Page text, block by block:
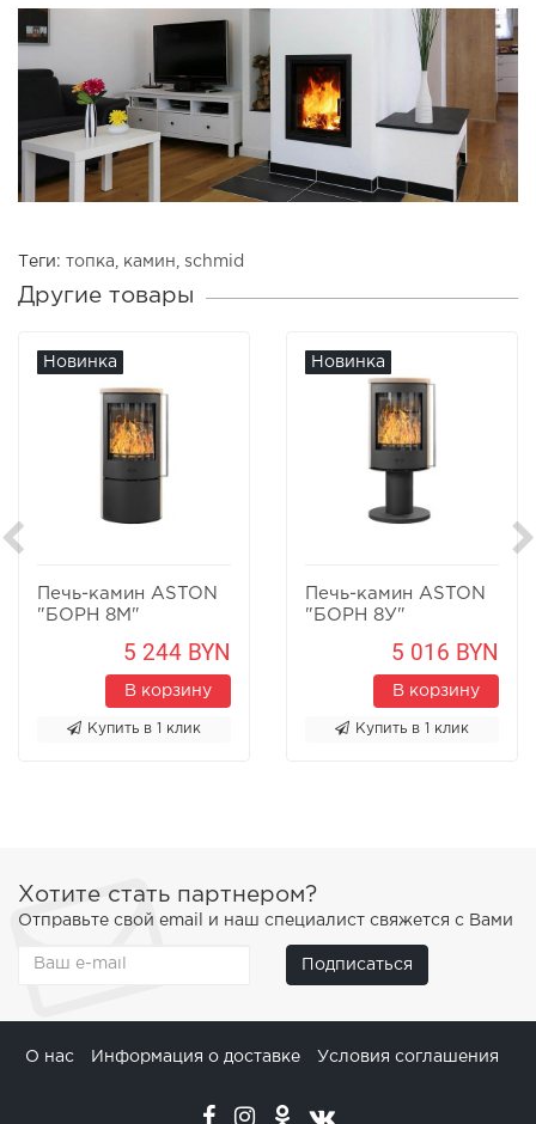
Теги: топка камин schmid
Другие товары
Новинка
Печь-камин ASTON
"БОРН 8М"
5 244 BYN
В корзину
Купить в 1 клик
Новинка
Печь-камин ASTON
"БОРН 8У"
5 016 BYN
В корзину
Купить в 1 клик
Хотите стать партнером?
Отправьте свой email и наш специалист свяжется с Вами
Подписаться
О нас Информация о доставке Условия соглашения